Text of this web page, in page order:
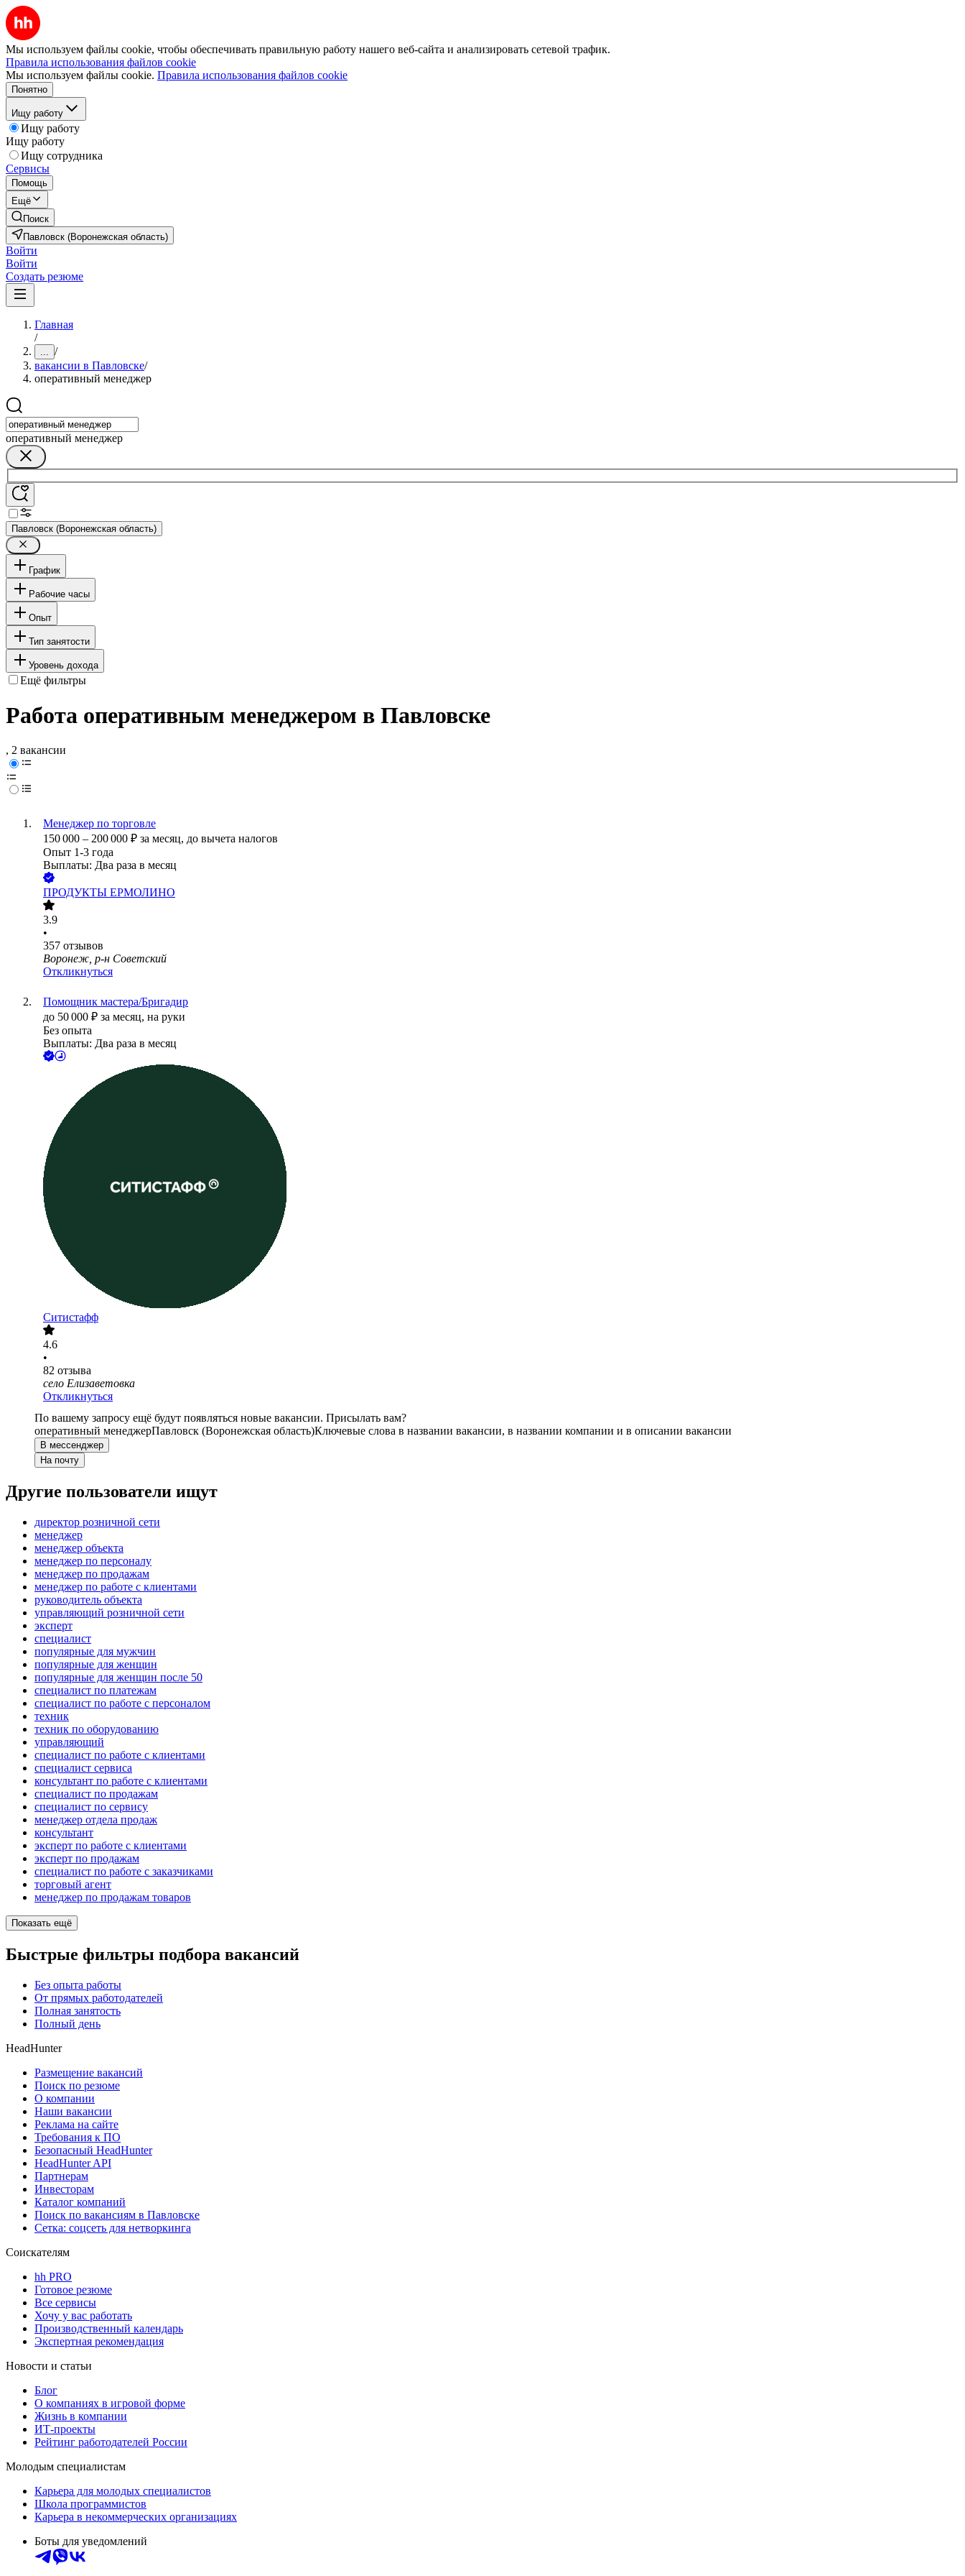
Мы используем файлы cookie, чтобы обеспечивать правильную работу нашего веб-сайта и анализировать сетевой трафик.
Правила использования файлов cookie
Мы используем файлы cookie. Правила использования файлов cookie
Понятно
Ищу работу
Ищу работу
Ищу работу
Ищу сотрудника
Сервисы
Помощь
Ещё
Поиск
Павловск (Воронежская область)
Войти
Войти
Создать резюме
Главная
/
... /
вакансии в Павловске/
оперативный менеджер
оперативный менеджер
Павловск (Воронежская область)
График
Рабочие часы
Опыт
Тип занятости
Уровень дохода
Ещё фильтры
Работа оперативным менеджером в Павловске
, 2 вакансии
Менеджер по торговле
150 000 – 200 000 ₽ за месяц, до вычета налогов
Опыт 1-3 года
Выплаты: Два раза в месяц
ПРОДУКТЫ ЕРМОЛИНО
3.9
•
357 отзывов
Воронеж, р-н Советский
Откликнуться
Помощник мастера/Бригадир
до 50 000 ₽ за месяц, на руки
Без опыта
Выплаты: Два раза в месяц
Ситистафф
4.6
•
82 отзыва
село Елизаветовка
Откликнуться
По вашему запросу ещё будут появляться новые вакансии. Присылать вам?
оперативный менеджерПавловск (Воронежская область)Ключевые слова в названии вакансии, в названии компании и в описании вакансии
В мессенджер
На почту
Другие пользователи ищут
директор розничной сети
менеджер
менеджер объекта
менеджер по персоналу
менеджер по продажам
менеджер по работе с клиентами
руководитель объекта
управляющий розничной сети
эксперт
специалист
популярные для мужчин
популярные для женщин
популярные для женщин после 50
специалист по платежам
специалист по работе с персоналом
техник
техник по оборудованию
управляющий
специалист по работе с клиентами
специалист сервиса
консультант по работе с клиентами
специалист по продажам
специалист по сервису
менеджер отдела продаж
консультант
эксперт по работе с клиентами
эксперт по продажам
специалист по работе с заказчиками
торговый агент
менеджер по продажам товаров
Показать ещё
Быстрые фильтры подбора вакансий
Без опыта работы
От прямых работодателей
Полная занятость
Полный день
HeadHunter
Размещение вакансий
Поиск по резюме
О компании
Наши вакансии
Реклама на сайте
Требования к ПО
Безопасный HeadHunter
HeadHunter API
Партнерам
Инвесторам
Каталог компаний
Поиск по вакансиям в Павловске
Сетка: соцсеть для нетворкинга
Соискателям
hh PRO
Готовое резюме
Все сервисы
Хочу у вас работать
Производственный календарь
Экспертная рекомендация
Новости и статьи
Блог
О компаниях в игровой форме
Жизнь в компании
ИТ-проекты
Рейтинг работодателей России
Молодым специалистам
Карьера для молодых специалистов
Школа программистов
Карьера в некоммерческих организациях
Боты для уведомлений